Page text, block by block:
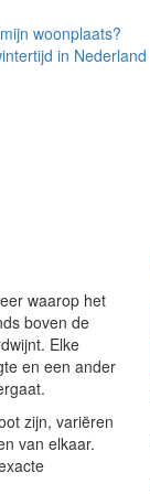
woonplaats?
in Nederland
waarop het
boven de
Elke
en een ander
zijn, variëren
van elkaar.